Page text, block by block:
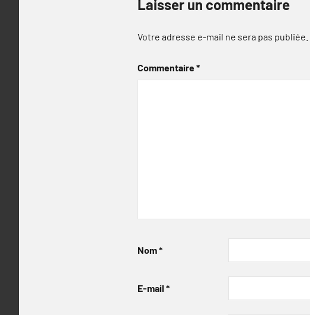
Laisser un commentaire
Votre adresse e-mail ne sera pas publiée.
Commentaire*
Nom*
E-mail *